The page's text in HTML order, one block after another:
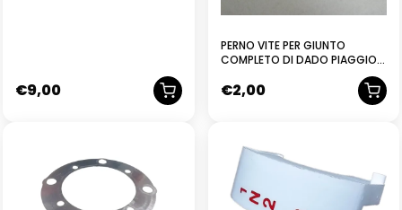
€9,00
PERNO VITE PER GIUNTO
COMPLETO DI DADO PIAGGIO
APE TM 703 602 FL2 220 422
€2,00